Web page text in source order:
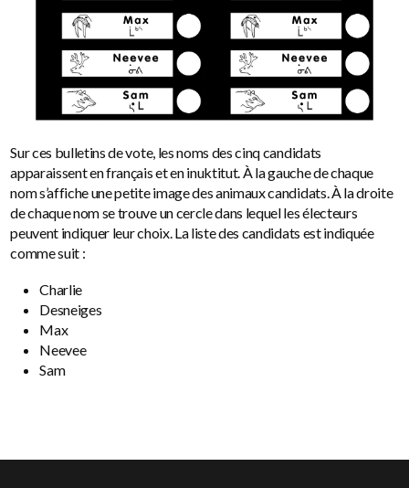
Sur ces bulletins de vote, les noms des cinq candidats
apparaissent en français et en inuktitut. À la gauche de chaque
nom s’affiche une petite image des animaux candidats. À la droite
de chaque nom se trouve un cercle dans lequel les électeurs
peuvent indiquer leur choix. La liste des candidats est indiquée
comme suit :
Charlie
Desneiges
Max
Neevee
Sam